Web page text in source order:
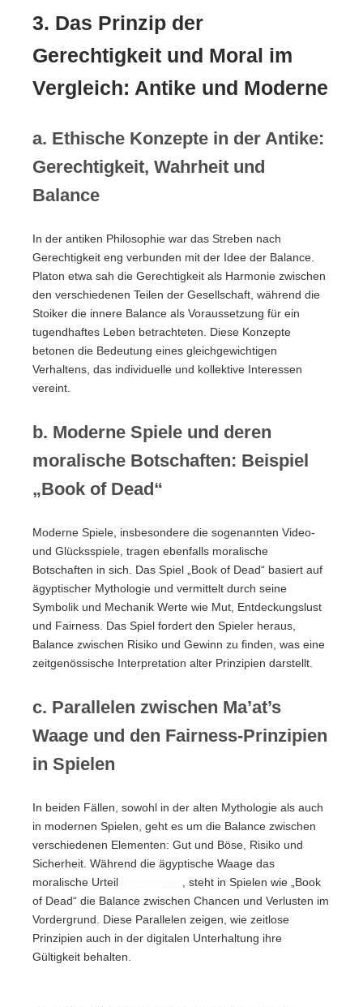
3. Das Prinzip der
Gerechtigkeit und Moral im
Vergleich: Antike und Moderne
a. Ethische Konzepte in der Antike:
Gerechtigkeit, Wahrheit und
Balance
In der antiken Philosophie war das Streben nach
Gerechtigkeit eng verbunden mit der Idee der Balance.
Platon etwa sah die Gerechtigkeit als Harmonie zwischen
den verschiedenen Teilen der Gesellschaft, während die
Stoiker die innere Balance als Voraussetzung für ein
tugendhaftes Leben betrachteten. Diese Konzepte
betonen die Bedeutung eines gleichgewichtigen
Verhaltens, das individuelle und kollektive Interessen
vereint.
b. Moderne Spiele und deren
moralische Botschaften: Beispiel
„Book of Dead“
Moderne Spiele, insbesondere die sogenannten Video-
und Glücksspiele, tragen ebenfalls moralische
Botschaften in sich. Das Spiel „Book of Dead“ basiert auf
ägyptischer Mythologie und vermittelt durch seine
Symbolik und Mechanik Werte wie Mut, Entdeckungslust
und Fairness. Das Spiel fordert den Spieler heraus,
Balance zwischen Risiko und Gewinn zu finden, was eine
zeitgenössische Interpretation alter Prinzipien darstellt.
c. Parallelen zwischen Ma’at’s
Waage und den Fairness-Prinzipien
in Spielen
In beiden Fällen, sowohl in der alten Mythologie als auch
in modernen Spielen, geht es um die Balance zwischen
verschiedenen Elementen: Gut und Böse, Risiko und
Sicherheit. Während die ägyptische Waage das
moralische Urteil
, steht in Spielen wie „Book
of Dead“ die Balance zwischen Chancen und Verlusten im
Vordergrund. Diese Parallelen zeigen, wie zeitlose
Prinzipien auch in der digitalen Unterhaltung ihre
Gültigkeit behalten.